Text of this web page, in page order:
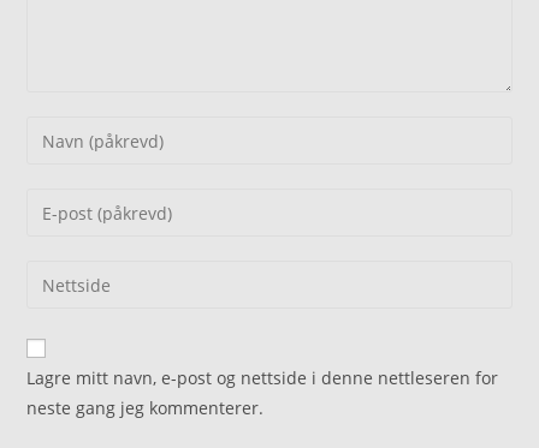
Lagre mitt navn, e-post og nettside i denne nettleseren for
neste gang jeg kommenterer.